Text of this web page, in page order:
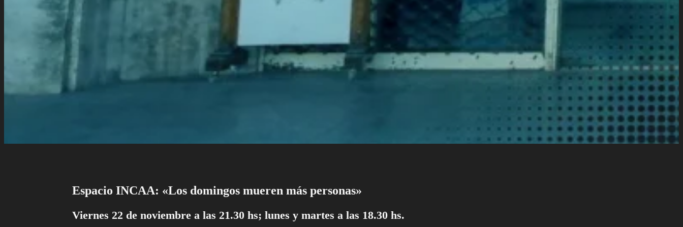
Espacio INCAA: «Los domingos mueren más personas»
Viernes 22 de noviembre a las 21.30 hs; lunes y martes a las 18.30 hs.